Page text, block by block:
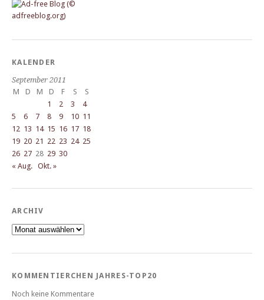
KALENDER
September 2011
M
D M D F S
S
1
2 3
4
5
6 7 8 9 10 11
12 13 14 15 16 17 18
19 20 21 22 23 24 25
26 27 28 29 30
« Aug. Okt. »
ARCHIV
Archiv
KOMMENTIERCHEN JAHRES-TOP20
Noch keine Kommentare